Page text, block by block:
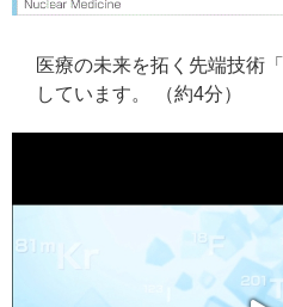
医療の未来を拓く先端技術
しています。 （約4分）